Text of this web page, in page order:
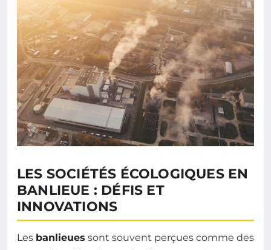
LES SOCIÉTÉS ÉCOLOGIQUES EN
BANLIEUE : DÉFIS ET
INNOVATIONS
Les banlieues sont souvent perçues comme des